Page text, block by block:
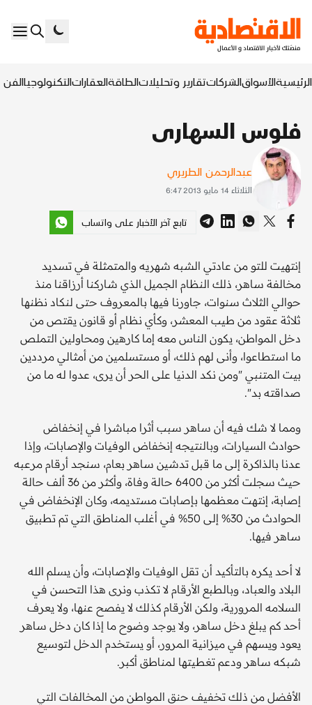
الرئيسيةالأسواقالشركاتتقارير وتحليلاتالطاقةالعقاراتالتكنولوجياالفن
فلوس السهارى
عبدالرحمن الطريري
الثلاثاء 14 مايو 2013 6:47
تابع آخر الأخبار على واتساب
إنتهيت للتو من عادتي الشبه شهريه والمتمثلة في تسديد
مخالفة ساهر، ذلك النظام الجميل الذي شاركنا أرزاقنا منذ
حوالي الثلاث سنوات، جاورنا فيها بالمعروف حتى لنكاد نظنها
ثلاثة عقود من طيب المعشر، وكأي نظام أو قانون يقتص من
دخل المواطن، يكون الناس معه إما كارهين ومحاولين التملص
ما استطاعوا، وأنى لهم ذلك، أو مستسلمين من أمثالي مرددين
بيت المتنبي "ومن نكد الدنيا على الحر أن يرى، عدوا له ما من
صداقته بد".
ومما لا شك فيه أن ساهر سبب أثرا مباشرا في إنخفاض
حوادث السيارات، وبالنتيجه إنخفاض الوفيات والإصابات، وإذا
عدنا بالذاكرة إلى ما قبل تدشين ساهر بعام، سنجد أرقام مرعبه
حيث سجلت أكثر من 6400 حالة وفاة، وأكثر من 36 ألف حالة
إصابة، إنتهت معظمها بإصابات مستديمه، وكان الإنخفاض في
الحوادث من 30% إلى 50% في أغلب المناطق التي تم تطبيق
ساهر فيها.
لا أحد يكره بالتأكيد أن تقل الوفيات والإصابات، وأن يسلم الله
البلاد والعباد، وبالطبع الأرقام لا تكذب ونرى هذا التحسن في
السلامه المرورية، ولكن الأرقام كذلك لا يفصح عنها، ولا يعرف
أحد كم يبلغ دخل ساهر، ولا يوجد وضوح ما إذا كان دخل ساهر
يعود ويسهم في ميزانية المرور، أو يستخدم الدخل لتوسيع
شبكه ساهر ودعم تغطيتها لمناطق أكبر.
الأفضل من ذلك تخفيف حنق المواطن من المخالفات التي